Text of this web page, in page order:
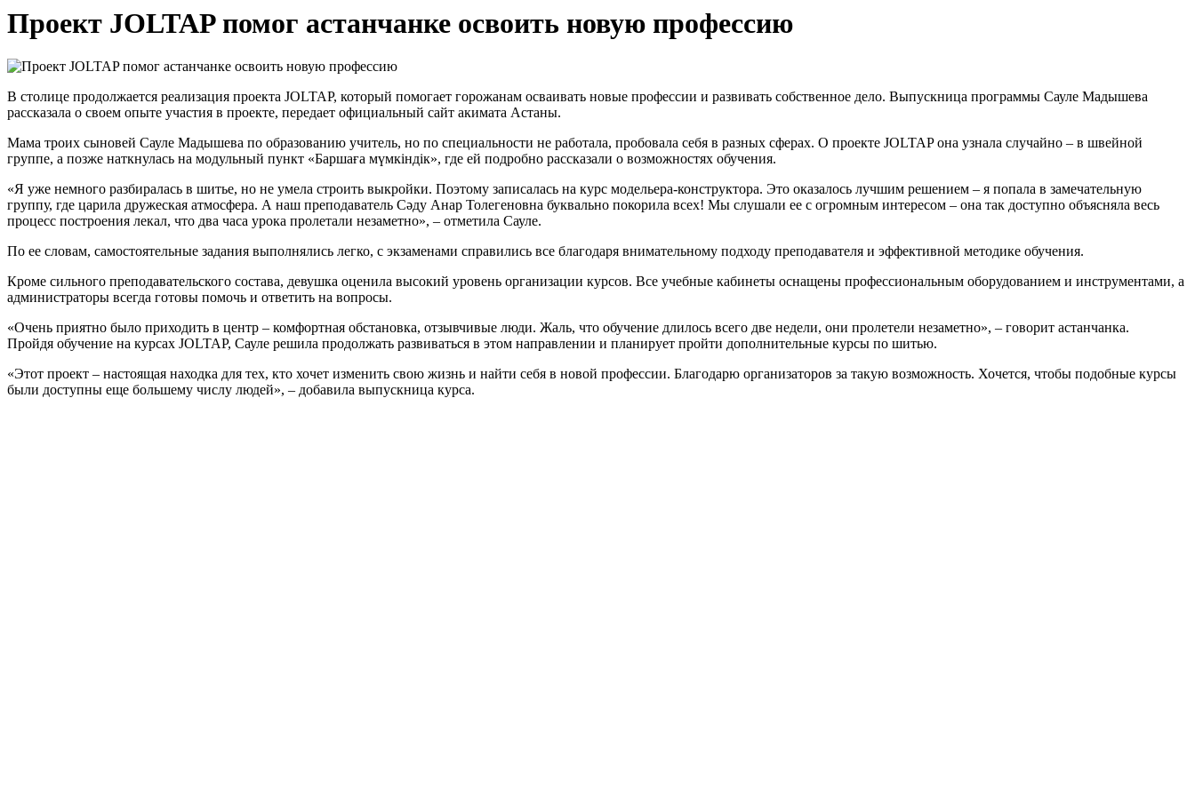
Проект JOLTAP помог астанчанке освоить новую профессию
В столице продолжается реализация проекта JOLTAP, который помогает горожанам осваивать новые профессии и развивать собственное дело. Выпускница программы Сауле Мадышева
рассказала о своем опыте участия в проекте, передает официальный сайт акимата Астаны.
Мама троих сыновей Сауле Мадышева по образованию учитель, но по специальности не работала, пробовала себя в разных сферах. О проекте JOLTAP она узнала случайно – в швейной
группе, а позже наткнулась на модульный пункт «Баршаға мүмкіндік», где ей подробно рассказали о возможностях обучения.
«Я уже немного разбиралась в шитье, но не умела строить выкройки. Поэтому записалась на курс модельера-конструктора. Это оказалось лучшим решением – я попала в замечательную
группу, где царила дружеская атмосфера. А наш преподаватель Сәду Анар Толегеновна буквально покорила всех! Мы слушали ее с огромным интересом – она так доступно объясняла весь
процесс построения лекал, что два часа урока пролетали незаметно», – отметила Сауле.
По ее словам, самостоятельные задания выполнялись легко, с экзаменами справились все благодаря внимательному подходу преподавателя и эффективной методике обучения.
Кроме сильного преподавательского состава, девушка оценила высокий уровень организации курсов. Все учебные кабинеты оснащены профессиональным оборудованием и инструментами, а
администраторы всегда готовы помочь и ответить на вопросы.
«Очень приятно было приходить в центр – комфортная обстановка, отзывчивые люди. Жаль, что обучение длилось всего две недели, они пролетели незаметно», – говорит астанчанка.
Пройдя обучение на курсах JOLTAP, Сауле решила продолжать развиваться в этом направлении и планирует пройти дополнительные курсы по шитью.
«Этот проект – настоящая находка для тех, кто хочет изменить свою жизнь и найти себя в новой профессии. Благодарю организаторов за такую возможность. Хочется, чтобы подобные курсы
были доступны еще большему числу людей», – добавила выпускница курса.